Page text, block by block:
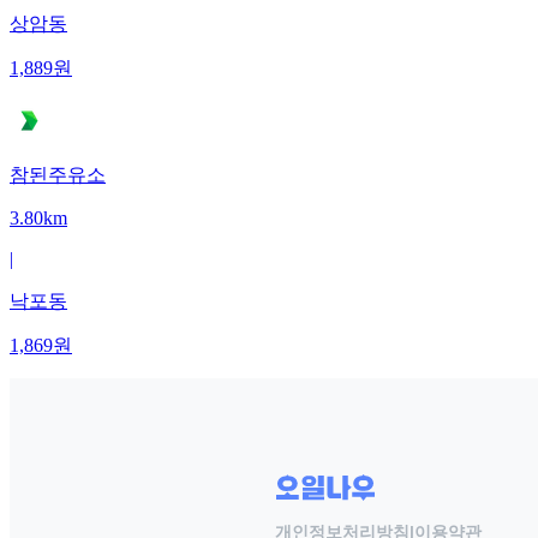
상암동
1,889원
참된주유소
3.80km
|
낙포동
1,869원
개인정보처리방침 |이용약관